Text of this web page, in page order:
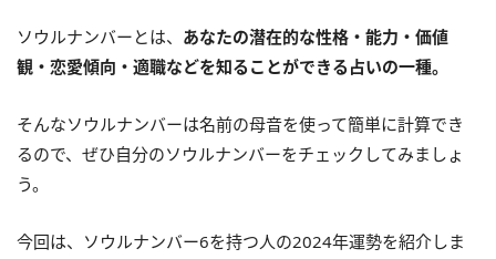
ソウルナンバーとは、 あなたの潜在的な性格・能力・価値
観・恋愛傾向・適職などを知ることができる占いの一種。
そんなソウルナンバーは名前の母音を使って簡単に計算でき
るので、ぜひ自分のソウルナンバーをチェックしてみましょ
う。
今回は、ソウルナンバー6を持つ人の2024年運勢を紹介しま